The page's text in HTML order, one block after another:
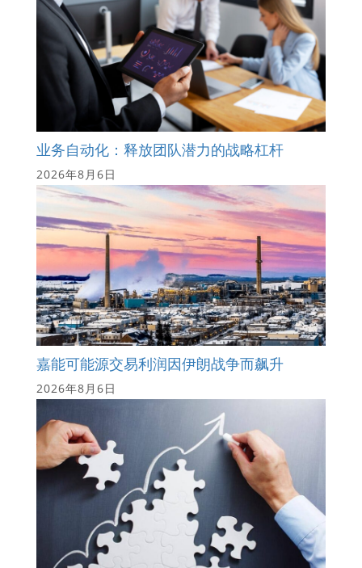
业务自动化：释放团队潜力的战略杠杆
2026年8月6日
嘉能可能源交易利润因伊朗战争而飙升
2026年8月6日